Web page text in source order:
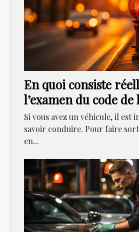
En quoi consiste
l’examen du code
Si vous avez un véhicule, il est
savoir conduire. Pour faire
en...